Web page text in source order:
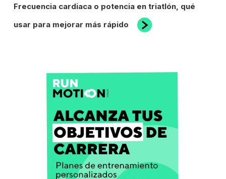
Siguiente
Frecuencia cardiaca o potencia en triatlón, qué
usar para mejorar más rápido